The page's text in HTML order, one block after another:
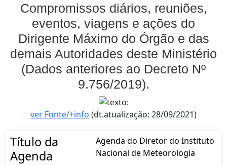
Compromissos diários, reuniões,
eventos, viagens e ações do
Dirigente Máximo do Órgão e das
demais Autoridades deste Ministério
(Dados anteriores ao Decreto Nº
9.756/2019).
ver Fonte/+info (dt.atualização: 28/09/2021)
Título da
Agenda
Agenda do Diretor do Instituto
Nacional de Meteorologia